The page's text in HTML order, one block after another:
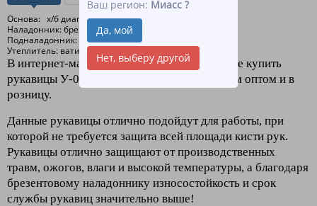
Ваш регион: Миасс ?
Да, мой
Нет, выберу другой
Основа: х/б диагональ пл.220
Наладонник: брезент пл. 400
Подналадонник: бязь
Утеплитель: ватин
В интернет-магазине "ЛидерТекс" вы можете купить
рукавицы У-02 с брезентовым наладонником оптом и в
розницу.
Данные рукавицы отлично подойдут для работы, при
которой не требуется защита всей площади кисти рук.
Рукавицы отлично защищают от производственных
травм, ожогов, влаги и высокой температуры, а благодаря
брезентовому наладоннику износостойкость и срок
службы рукавиц значительно выше!